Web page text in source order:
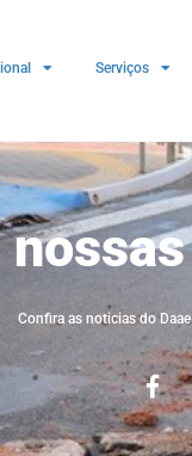
Serviços
Confira as noticias do